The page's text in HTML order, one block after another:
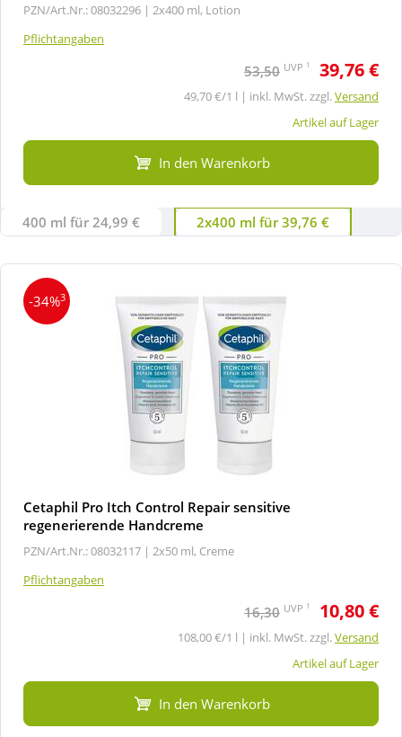
PZN/Art.Nr.: 08032296 | 2x400 ml, Lotion
Pflichtangaben
53,50 UVP 1 39,76 €
49,70 €/1 l | inkl. MwSt. zzgl.Versand
Artikel auf Lager
In den Warenkorb
400 ml für 24,99 € 2x400 ml für 39,76 €
-34%3
Cetaphil Pro Itch Control Repair sensitive
regenerierende Handcreme
PZN/Art.Nr.: 08032117 | 2x50 ml, Creme
Pflichtangaben
16,30 UVP 1 10,80 €
108,00 €/1 l | inkl. MwSt. zzgl.Versand
Artikel auf Lager
In den Warenkorb